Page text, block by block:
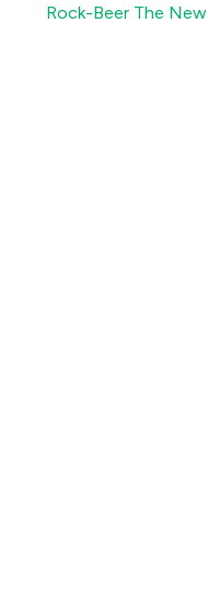
Rock-Beer The New